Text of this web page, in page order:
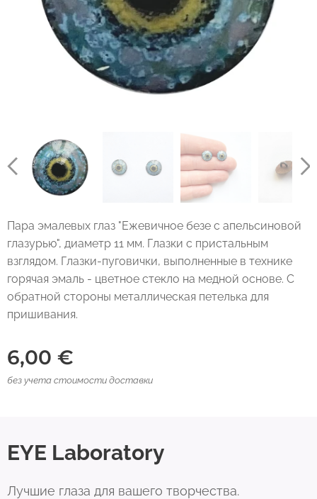
Пара эмалевых глаз "Ежевичное безе с апельсиновой
глазурью", диаметр 11 мм. Глазки с пристальным
взглядом. Глазки-пуговички, выполненные в технике
горячая эмаль - цветное стекло на медной основе. С
обратной стороны металлическая петелька для
пришивания.
6,00 €
без учета стоимости доставки
EYE Laboratory
Лучшие глаза для вашего творчества.